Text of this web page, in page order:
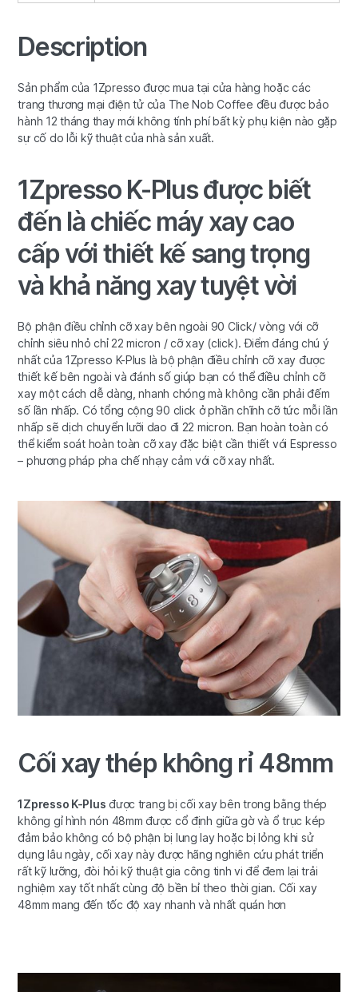
Description
Sản phẩm của 1Zpresso được mua tại cửa hàng hoặc các
trang thương mại điện tử của The Nob Coffee đều được bảo
hành 12 tháng thay mới không tính phí bất kỳ phụ kiện nào gặp
sự cố do lỗi kỹ thuật của nhà sản xuất.
1Zpresso K-Plus được biết
đến là chiếc máy xay cao
cấp với thiết kế sang trọng
và khả năng xay tuyệt vời
Bộ phận điều chỉnh cỡ xay bên ngoài 90 Click/ vòng với cỡ
chỉnh siêu nhỏ chỉ 22 micron / cỡ xay (click). Điểm đáng chú ý
nhất của 1Zpresso K-Plus là bộ phận điều chỉnh cỡ xay được
thiết kế bên ngoài và đánh số giúp bạn có thể điều chỉnh cỡ
xay một cách dễ dàng, nhanh chóng mà không cần phải đếm
số lần nhấp. Có tổng cộng 90 click ở phần chĩnh cỡ tức mỗi lần
nhấp sẽ dịch chuyển lưỡi dao đi 22 micron. Bạn hoàn toàn có
thể kiểm soát hoàn toàn cỡ xay đặc biệt cần thiết với Espresso
– phương pháp pha chế nhạy cảm với cỡ xay nhất.
Cối xay thép không rỉ 48mm
1Zpresso K-Plus được trang bị cối xay bên trong bằng thép
không gỉ hình nón 48mm được cổ định giữa gờ và ổ trục kép
đảm bảo không có bộ phận bị lung lay hoặc bị lỏng khi sử
dụng lâu ngày, cối xay này được hãng nghiên cứu phát triển
rất kỹ lưỡng, đòi hỏi kỹ thuật gia công tinh vi để đem lại trải
nghiệm xay tốt nhất cùng độ bền bỉ theo thời gian. Cối xay
48mm mang đến tốc độ xay nhanh và nhất quán hơn